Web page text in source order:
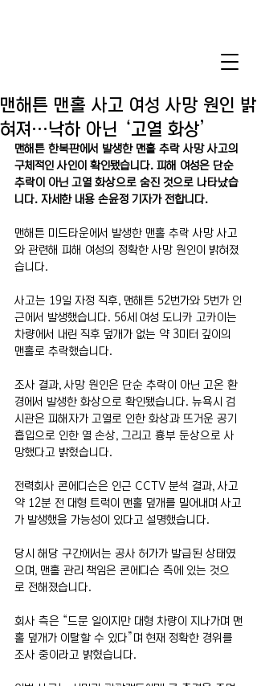
맨해튼 맨홀 사고 여성 사망 원인 밝
혀져…낙하 아닌 ‘고열 화상’
맨해튼 한복판에서 발생한 맨홀 추락 사망 사고의
구체적인 사인이 확인됐습니다. 피해 여성은 단순
추락이 아닌 고열 화상으로 숨진 것으로 나타났습
니다. 자세한 내용 손윤정 기자가 전합니다.
맨해튼 미드타운에서 발생한 맨홀 추락 사망 사고
와 관련해 피해 여성의 정확한 사망 원인이 밝혀졌
습니다.
사고는 19일 자정 직후, 맨해튼 52번가와 5번가 인
근에서 발생했습니다. 56세 여성 도니카 고카이는
차량에서 내린 직후 덮개가 없는 약 3미터 깊이의
맨홀로 추락했습니다.
조사 결과, 사망 원인은 단순 추락이 아닌 고온 환
경에서 발생한 화상으로 확인됐습니다. 뉴욕시 검
시관은 피해자가 고열로 인한 화상과 뜨거운 공기
흡입으로 인한 열 손상, 그리고 흉부 둔상으로 사
망했다고 밝혔습니다.
전력회사 콘에디슨은 인근 CCTV 분석 결과, 사고
약 12분 전 대형 트럭이 맨홀 덮개를 밀어내며 사고
가 발생했을 가능성이 있다고 설명했습니다.
당시 해당 구간에서는 공사 허가가 발급된 상태였
으며, 맨홀 관리 책임은 콘에디슨 측에 있는 것으
로 전해졌습니다.
회사 측은 “드문 일이지만 대형 차량이 지나가며 맨
홀 덮개가 이탈할 수 있다”며 현재 정확한 경위를
조사 중이라고 밝혔습니다.